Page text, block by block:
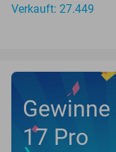
Verkauft: 27.449
17 Pro